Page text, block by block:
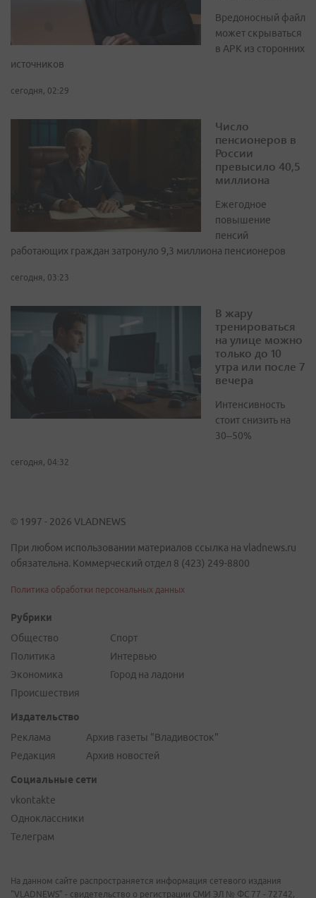
Вредоносный файл
может скрываться
в APK из сторонних
источников
сегодня, 02:29
Число
пенсионеров в
России
превысило 40,5
миллиона
Ежегодное
повышение
пенсий
работающих граждан затронуло 9,3 миллиона пенсионеров
сегодня, 03:23
В жару
тренироваться
на улице можно
только до 10
утра или после 7
вечера
Интенсивность
стоит снизить на
30–50%
сегодня, 04:32
© 1997 - 2026 VLADNEWS
При любом использовании материалов ссылка на vladnews.ru
обязательна. Коммерческий отдел 8 (423) 249-8800
Политика обработки персональных данных
Рубрики
Общество
Политика
Экономика
Происшествия
Спорт
Интервью
Город на ладони
Издательство
Реклама
Редакция
Архив газеты "Владивосток"
Архив новостей
Социальные сети
vkontakte
Одноклассники
Телеграм
На данном сайте распространяется информация сетевого издания
"VLADNEWS" - свидетельство о регистрации СМИ ЭЛ № ФС 77 - 72742,